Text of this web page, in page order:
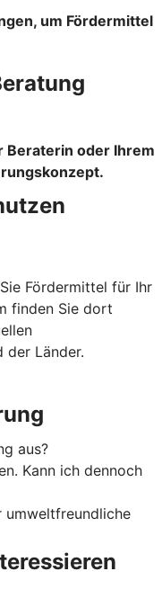
um Fördermittel
Beraterin oder Ihrem
Fördermittel für Ihr
finden Sie dort
der Länder.
aus?
Kann ich dennoch
umweltfreundliche